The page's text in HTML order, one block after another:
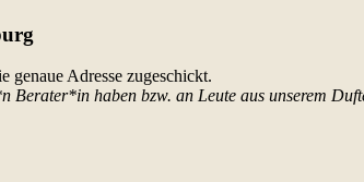
genaue Adresse zugeschickt.
haben bzw. an Leute aus unserem